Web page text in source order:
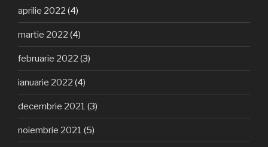
aprilie 2022 (4)
martie 2022 (4)
februarie 2022 (3)
ianuarie 2022 (4)
decembrie 2021 (3)
noiembrie 2021 (5)